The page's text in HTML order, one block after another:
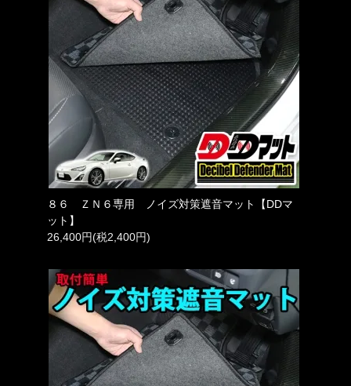
８６ ＺＮ６専用 ノイズ対策遮音マット【DDマ
ット】
26,400円(税2,400円)